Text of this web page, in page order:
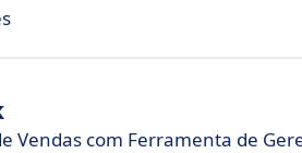
Vendas com Ferramenta de